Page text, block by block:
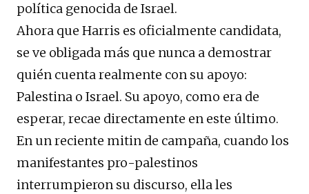
política genocida de Israel.
Ahora que Harris es oficialmente candidata,
se ve obligada más que nunca a demostrar
quién cuenta realmente con su apoyo:
Palestina o Israel. Su apoyo, como era de
esperar, recae directamente en este último.
En un reciente mitin de campaña, cuando los
manifestantes pro-palestinos
interrumpieron su discurso, ella les